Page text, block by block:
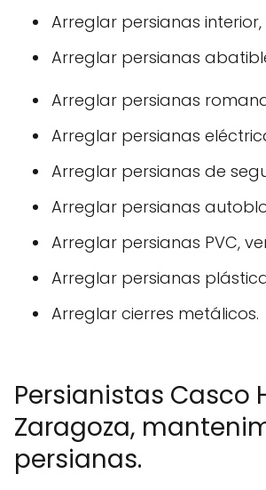
Arreglar persianas interior,
Arreglar persianas
Arreglar persianas
Arreglar persianas
Arreglar persianas de
Arreglar persianas
Arreglar persianas PVC,
Arreglar persianas
Arreglar cierres metálicos.
Persianistas Casco
Zaragoza,
persianas.